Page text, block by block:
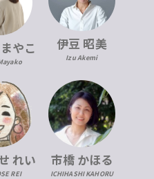
やこ 伊豆 昭美
Izu Akemi
れい
REI
市橋 かほる
ICHIHASHI KAHORU